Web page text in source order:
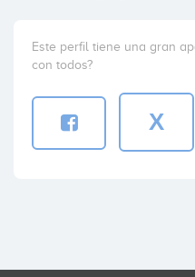
Este perfil tiene una gran
con todos?
X